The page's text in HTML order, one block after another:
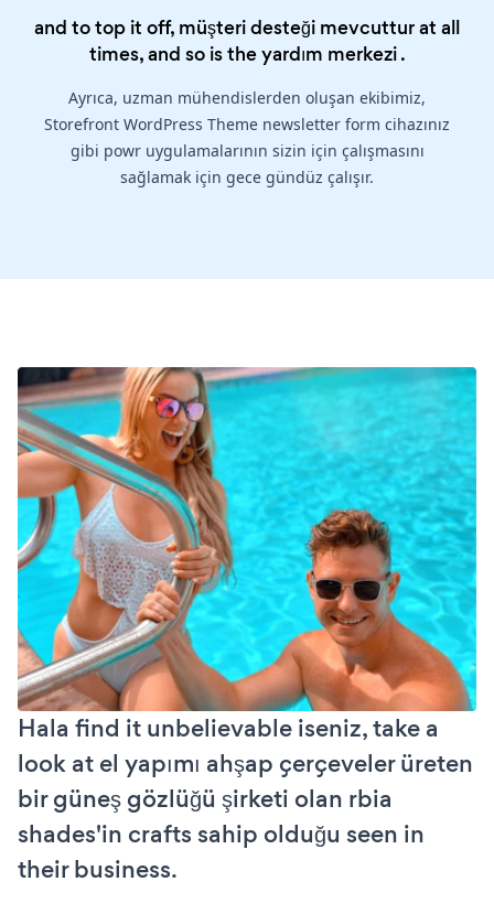
and to top it off, müşteri desteği mevcuttur at all
times, and so is theyardım merkezi.
Ayrıca, uzman mühendislerden oluşan ekibimiz,
Storefront WordPress Theme newsletter form cihazınız
gibi powr uygulamalarının sizin için çalışmasını
sağlamak için gece gündüz çalışır.
Hala find it unbelievable iseniz, take a
look at el yapımı ahşap çerçeveler üreten
bir güneş gözlüğü şirketi olan rbia
shades'in crafts sahip olduğu seen in
their business.